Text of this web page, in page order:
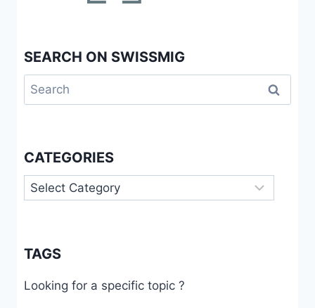
SEARCH ON SWISSMIG
Search
for:
CATEGORIES
Categories
TAGS
Looking for a specific topic ?